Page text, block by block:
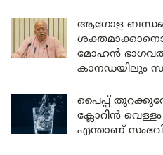
ആഗോള
മോഹൻ
കാനഡയിലും
പൈപ്പ്
ക്ലോറിൻ
എന്താണ്